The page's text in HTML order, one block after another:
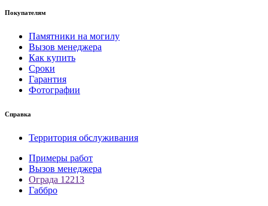
Покупателям
Памятники на могилу
Вызов менеджера
Как купить
Сроки
Гарантия
Фотографии
Справка
Территория обслуживания
Примеры работ
Вызов менеджера
Ограда 12213
Габбро